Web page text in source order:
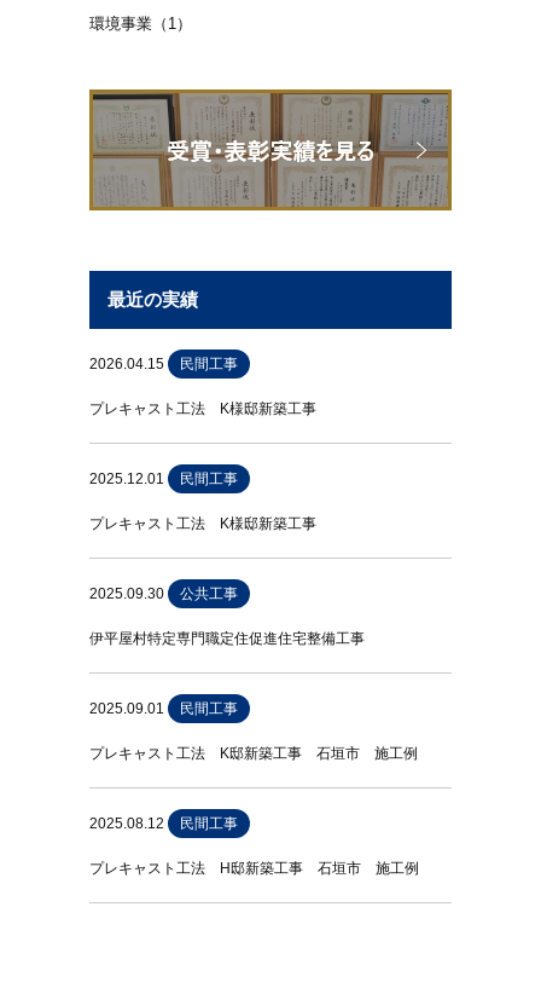
環境事業（1）
最近の実績
2026.04.15 民間工事
プレキャスト工法 K様邸新築工事
2025.12.01 民間工事
プレキャスト工法 K様邸新築工事
2025.09.30 公共工事
伊平屋村特定専門職定住促進住宅整備工事
2025.09.01 民間工事
プレキャスト工法 K邸新築工事 石垣市 施工例
2025.08.12 民間工事
プレキャスト工法 H邸新築工事 石垣市 施工例